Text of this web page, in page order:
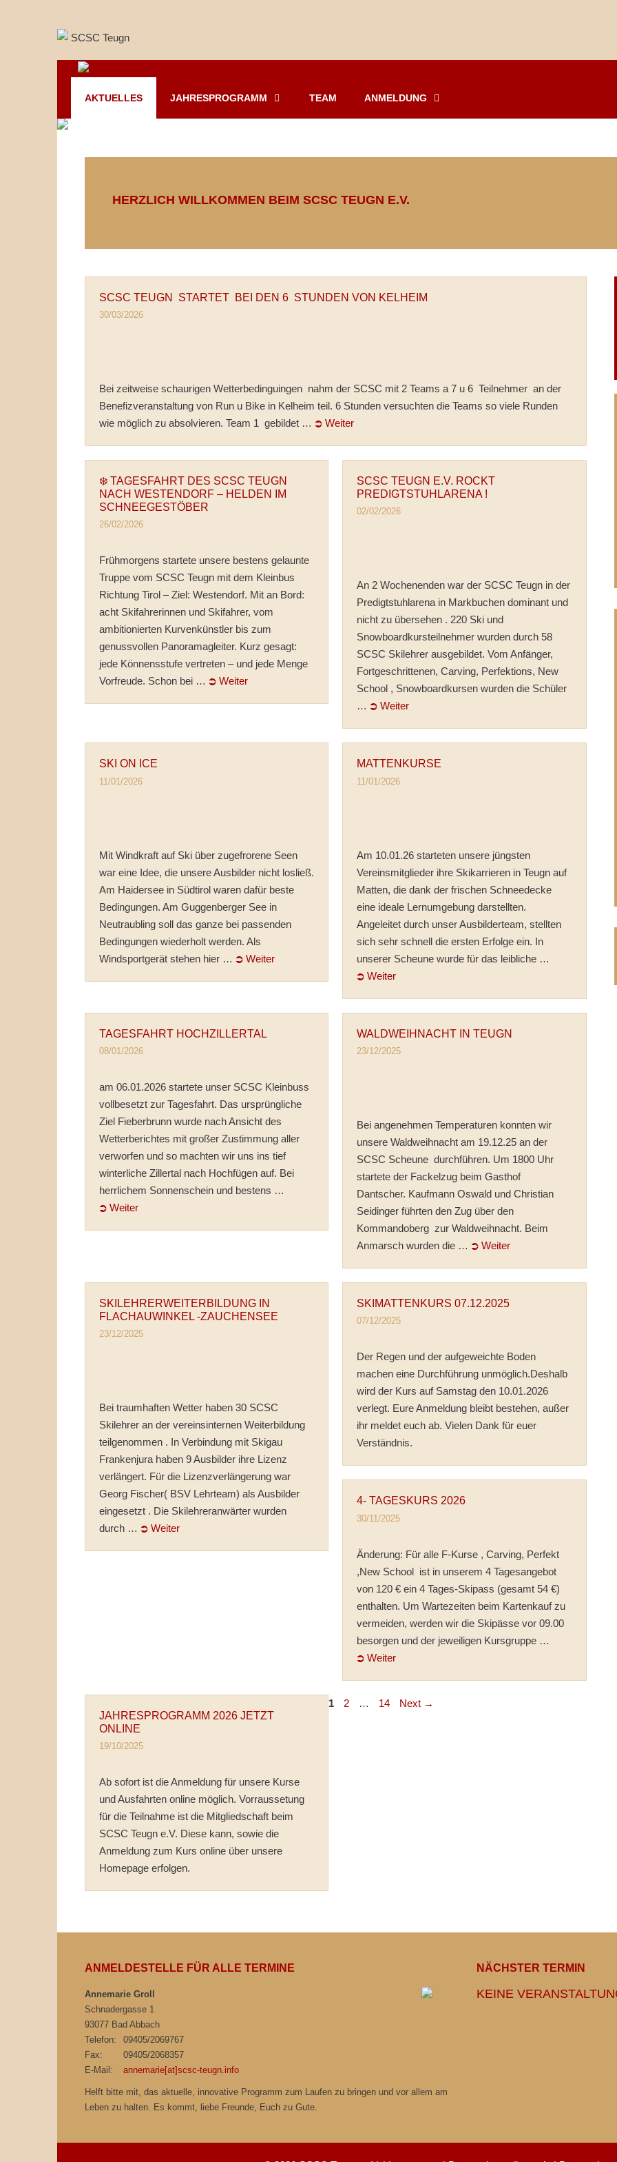
AKTUELLES JAHRESPROGRAMM TEAM ANMELDUNG
HERZLICH WILLKOMMEN BEIM SCSC TEUGN E.V.
SCSC TEUGN STARTET BEI DEN 6 STUNDEN VON KELHEIM
30/03/2026
Bei zeitweise schaurigen Wetterbedinguingen nahm der SCSC mit 2 Teams a 7 u 6 Teilnehmer an der
Benefizveranstaltung von Run u Bike in Kelheim teil. 6 Stunden versuchten die Teams so viele Runden
wie möglich zu absolvieren. Team 1 gebildet … ⮊ Weiter
❄️ TAGESFAHRT DES SCSC TEUGN
NACH WESTENDORF – HELDEN IM
SCHNEEGESTÖBER
26/02/2026
Frühmorgens startete unsere bestens gelaunte
Truppe vom SCSC Teugn mit dem Kleinbus
Richtung Tirol – Ziel: Westendorf. Mit an Bord:
acht Skifahrerinnen und Skifahrer, vom
ambitionierten Kurvenkünstler bis zum
genussvollen Panoramagleiter. Kurz gesagt:
jede Könnensstufe vertreten – und jede Menge
Vorfreude. Schon bei … ⮊ Weiter
SCSC TEUGN E.V. ROCKT
PREDIGTSTUHLARENA !
02/02/2026
An 2 Wochenenden war der SCSC Teugn in der
Predigtstuhlarena in Markbuchen dominant und
nicht zu übersehen . 220 Ski und
Snowboardkursteilnehmer wurden durch 58
SCSC Skilehrer ausgebildet. Vom Anfänger,
Fortgeschrittenen, Carving, Perfektions, New
School , Snowboardkursen wurden die Schüler
… ⮊ Weiter
SKI ON ICE
11/01/2026
Mit Windkraft auf Ski über zugefrorene Seen
war eine Idee, die unsere Ausbilder nicht losließ.
Am Haidersee in Südtirol waren dafür beste
Bedingungen. Am Guggenberger See in
Neutraubling soll das ganze bei passenden
Bedingungen wiederholt werden. Als
Windsportgerät stehen hier … ⮊ Weiter
MATTENKURSE
11/01/2026
Am 10.01.26 starteten unsere jüngsten
Vereinsmitglieder ihre Skikarrieren in Teugn auf
Matten, die dank der frischen Schneedecke
eine ideale Lernumgebung darstellten.
Angeleitet durch unser Ausbilderteam, stellten
sich sehr schnell die ersten Erfolge ein. In
unserer Scheune wurde für das leibliche …
⮊ Weiter
TAGESFAHRT HOCHZILLERTAL
08/01/2026
am 06.01.2026 startete unser SCSC Kleinbuss
vollbesetzt zur Tagesfahrt. Das ursprüngliche
Ziel Fieberbrunn wurde nach Ansicht des
Wetterberichtes mit großer Zustimmung aller
verworfen und so machten wir uns ins tief
winterliche Zillertal nach Hochfügen auf. Bei
herrlichem Sonnenschein und bestens …
⮊ Weiter
WALDWEIHNACHT IN TEUGN
23/12/2025
Bei angenehmen Temperaturen konnten wir
unsere Waldweihnacht am 19.12.25 an der
SCSC Scheune durchführen. Um 1800 Uhr
startete der Fackelzug beim Gasthof
Dantscher. Kaufmann Oswald und Christian
Seidinger führten den Zug über den
Kommandoberg zur Waldweihnacht. Beim
Anmarsch wurden die … ⮊ Weiter
SKILEHRERWEITERBILDUNG IN
FLACHAUWINKEL -ZAUCHENSEE
23/12/2025
Bei traumhaften Wetter haben 30 SCSC
Skilehrer an der vereinsinternen Weiterbildung
teilgenommen . In Verbindung mit Skigau
Frankenjura haben 9 Ausbilder ihre Lizenz
verlängert. Für die Lizenzverlängerung war
Georg Fischer( BSV Lehrteam) als Ausbilder
eingesetzt . Die Skilehreranwärter wurden
durch … ⮊ Weiter
SKIMATTENKURS 07.12.2025
07/12/2025
Der Regen und der aufgeweichte Boden
machen eine Durchführung unmöglich.Deshalb
wird der Kurs auf Samstag den 10.01.2026
verlegt. Eure Anmeldung bleibt bestehen, außer
ihr meldet euch ab. Vielen Dank für euer
Verständnis.
4- TAGESKURS 2026
30/11/2025
Änderung: Für alle F-Kurse , Carving, Perfekt
,New School ist in unserem 4 Tagesangebot
von 120 € ein 4 Tages-Skipass (gesamt 54 €)
enthalten. Um Wartezeiten beim Kartenkauf zu
vermeiden, werden wir die Skipässe vor 09.00
besorgen und der jeweiligen Kursgruppe …
⮊ Weiter
JAHRESPROGRAMM 2026 JETZT
ONLINE
19/10/2025
Ab sofort ist die Anmeldung für unsere Kurse
und Ausfahrten online möglich. Vorraussetung
für die Teilnahme ist die Mitgliedschaft beim
SCSC Teugn e.V. Diese kann, sowie die
Anmeldung zum Kurs online über unsere
Homepage erfolgen.
Page
1 Page
2 … Page
14 Next →
ANMELDESTELLE FÜR ALLE TERMINE
Annemarie Groll
Schnadergasse 1
93077 Bad Abbach
Telefon:
09405/2069767
Fax:
09405/2068357
E-Mail:
annemarie[at]scsc-teugn.info
Helft bitte mit, das aktuelle, innovative Programm zum Laufen zu bringen und vor allem am
Leben zu halten. Es kommt, liebe Freunde, Euch zu Gute.
NÄCHSTER TERMIN
KEINE